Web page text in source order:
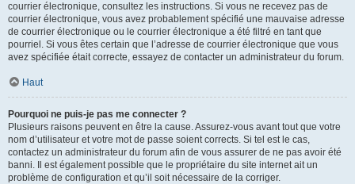
courrier électronique, consultez les instructions. Si vous ne recevez pas de
courrier électronique, vous avez probablement spécifié une mauvaise adresse
de courrier électronique ou le courrier électronique a été filtré en tant que
pourriel. Si vous êtes certain que l’adresse de courrier électronique que vous
avez spécifiée était correcte, essayez de contacter un administrateur du forum.
Haut
Pourquoi ne puis-je pas me connecter ?
Plusieurs raisons peuvent en être la cause. Assurez-vous avant tout que votre
nom d’utilisateur et votre mot de passe soient corrects. Si tel est le cas,
contactez un administrateur du forum afin de vous assurer de ne pas avoir été
banni. Il est également possible que le propriétaire du site internet ait un
problème de configuration et qu’il soit nécessaire de la corriger.